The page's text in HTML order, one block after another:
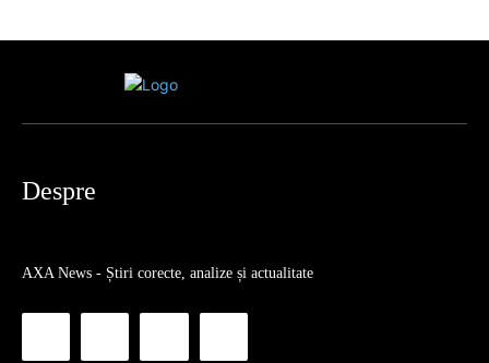
Despre
AXA News - Știri corecte, analize și actualitate